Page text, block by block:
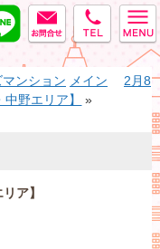
tel
MAIL
LINE
ンション メイン
2月8
野エリア】
»
ア】